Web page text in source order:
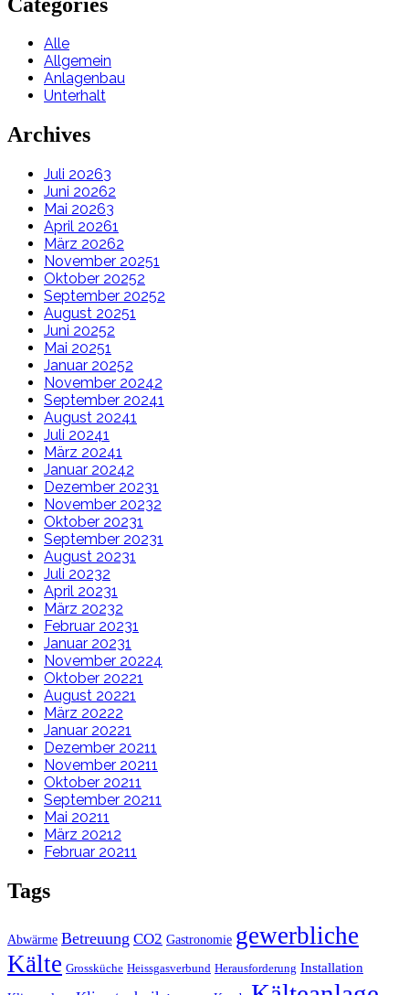
Alle
Allgemein
Anlagenbau
Unterhalt
Archives
Juli 20263
Juni 20262
Mai 20263
April 20261
März 20262
November 20251
Oktober 20252
September 20252
August 20251
Juni 20252
Mai 20251
Januar 20252
November 20242
September 20241
August 20241
Juli 20241
März 20241
Januar 20242
Dezember 20231
November 20232
Oktober 20231
September 20231
August 20231
Juli 20232
April 20231
März 20232
Februar 20231
Januar 20231
November 20224
Oktober 20221
August 20221
März 20222
Januar 20221
Dezember 20211
November 20211
Oktober 20211
September 20211
Mai 20211
März 20212
Februar 20211
Tags
Abwärme Betreuung CO2 Gastronomie gewerbliche
Kälte Grossküche Heissgasverbund Herausforderung Installation